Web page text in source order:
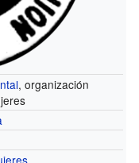
, organización